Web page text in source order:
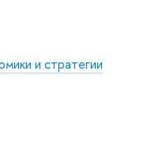
и стратегии